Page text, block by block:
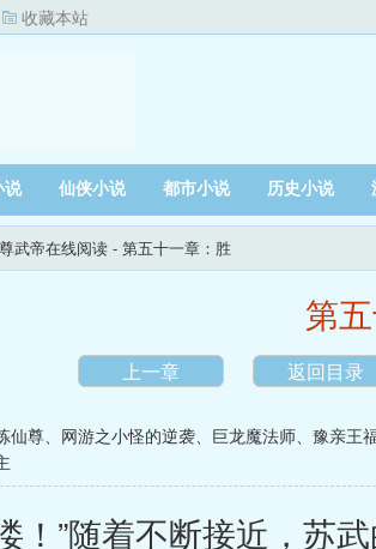
收藏本站
说 仙侠小说 都市小说 历史小说
武帝在线阅读 - 第五十一章：胜
第
上一章 返回目录
仙尊、 网游之小怪的逆袭、 巨龙魔法师、 豫亲王
！”随着不断接近，苏